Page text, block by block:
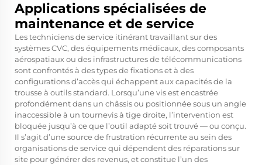
Applications spécialisées de
maintenance et de service
Les techniciens de service itinérant travaillant sur des
systèmes CVC, des équipements médicaux, des composants
aérospatiaux ou des infrastructures de télécommunications
sont confrontés à des types de fixations et à des
configurations d’accès qui échappent aux capacités de la
trousse à outils standard. Lorsqu’une vis est encastrée
profondément dans un châssis ou positionnée sous un angle
inaccessible à un tournevis à tige droite, l’intervention est
bloquée jusqu’à ce que l’outil adapté soit trouvé — ou conçu.
Il s’agit d’une source de frustration récurrente au sein des
organisations de service qui dépendent des réparations sur
site pour générer des revenus, et constitue l’un des